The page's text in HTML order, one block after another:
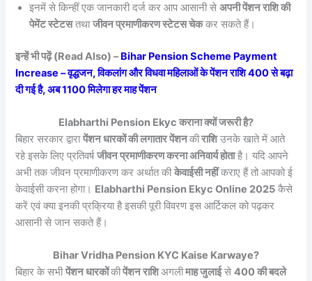
इनमें से किन्हीं एक जानकारी दर्ज कर आप आसानी सेअपनी पेंशन राशि की
पेमेंट स्टेटसतथाजीवन प्रमाणीकरण स्टेटस चेककर सकते हैं।
इन्हें भी पढ़ें (Read Also) –Bihar Pension Scheme Payment
Increase – वृद्धजन, विकलांग और विधवा महिलाओं के पेंशन राशि 400 से बढ़ा
दी गई है, अब 1100 मिलेगा हर माह पेंशन
Elabharthi Pension Ekyc कराना क्यों जरूरी है?
बिहार सरकार द्वारापेंशन धारकों की लगातार पेंशनकीराशिउनके खाते में आते
रहे इसके लिए प्रतिवर्षजीवन प्रमाणीकरण करना अनिवार्य होताहै। यदि आपने
अभी तक जीवन प्रमाणीकरण कर अर्थात कीकेवाईसी नहींकराए हैं तो आपको ई
केवाईसी करना होगा। Elabharthi Pension Ekyc Online 2025 कैसे
करें एवं क्या इनकी प्रक्रिया है इसकी पूरी विवरण इस आर्टिकल को पढ़कर
आसानी से जान सकते हैं।
Bihar Vridha Pension KYC Kaise Karwaye?
बिहार के सभीपेंशन धारकोंकीपेंशन राशिअगलीमाह जुलाईसे400 की बदले